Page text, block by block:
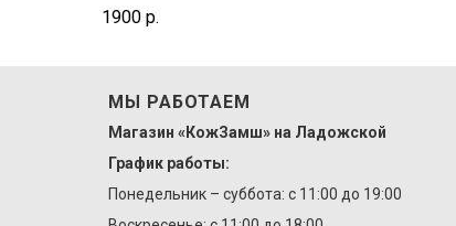
1900 р.
МЫ РАБОТАЕМ
Магазин «КожЗамш» на Ладожской
График работы:
Понедельник – суббота: с 11:00 до 19:00